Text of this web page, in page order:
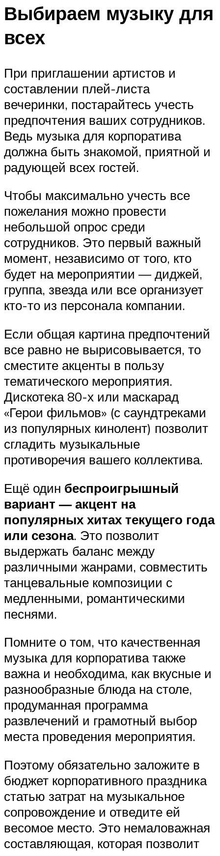
Выбираем музыку для
всех
При приглашении артистов и
составлении плей-листа
вечеринки, постарайтесь учесть
предпочтения ваших сотрудников.
Ведь музыка для корпоратива
должна быть знакомой, приятной и
радующей всех гостей.
Чтобы максимально учесть все
пожелания можно провести
небольшой опрос среди
сотрудников. Это первый важный
момент, независимо от того, кто
будет на мероприятии — диджей,
группа, звезда или все организует
кто-то из персонала компании.
Если общая картина предпочтений
все равно не вырисовывается, то
сместите акценты в пользу
тематического мероприятия.
Дискотека 80-х или маскарад
«Герои фильмов» (с саундтреками
из популярных кинолент) позволит
сгладить музыкальные
противоречия вашего коллектива.
Ещё один беспроигрышный
вариант — акцент на
популярных хитах текущего года
или сезона. Это позволит
выдержать баланс между
различными жанрами, совместить
танцевальные композиции с
медленными, романтическими
песнями.
Помните о том, что качественная
музыка для корпоратива также
важна и необходима, как вкусные и
разнообразные блюда на столе,
продуманная программа
развлечений и грамотный выбор
места проведения мероприятия.
Поэтому обязательно заложите в
бюджет корпоративного праздника
статью затрат на музыкальное
сопровождение и отведите ей
весомое место. Это немаловажная
составляющая, которая позволит